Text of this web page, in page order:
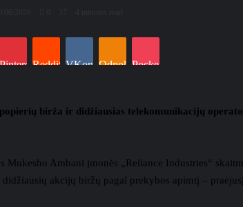
PinterestReddit VKontakteOdnoklassniki
Pocket
birža ir didžiausias telekomunikacijų
Mukesho Ambani įmonės „Reliance Industries“
akcijų biržų pagal prekybos apimtį –